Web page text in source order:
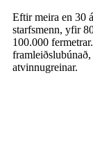
Eftir meira en 30
starfsmenn, yfir
100.000
atvinnugreinar.